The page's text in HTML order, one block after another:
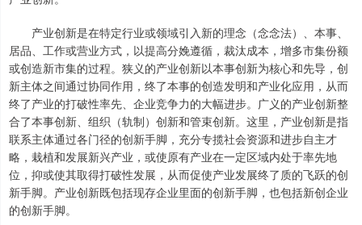
产业创新是在特定行业或领域引入新的理念（念念法）、本事、
居品、工作或营业方式，以提高分娩遵循，裁汰成本，增多市集份额
或创造新市集的过程。狭义的产业创新以本事创新为核心和先导，创
新主体之间通过协同作用，终了本事的创造发明和产业化应用，从而
终了产业的打破性率先、企业竞争力的大幅进步。广义的产业创新整
合了本事创新、组织（轨制）创新和管束创新。这里，产业创新是指
联系主体通过各门径的创新手脚，充分专揽社会资源和进步自主才
略，栽植和发展新兴产业，或使原有产业在一定区域内处于率先地
位，抑或使其取得打破性发展，从而促使产业发展终了质的飞跃的创
新手脚。产业创新既包括现存企业里面的创新手脚，也包括新创企业
的创新手脚。